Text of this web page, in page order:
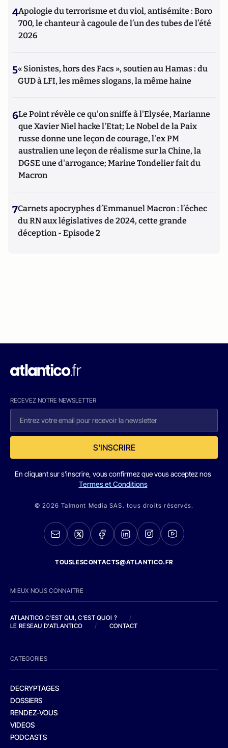
4Apologie du terrorisme et du viol, antisémite : Boro
700, le chanteur à cagoule de l’un des tubes de l’été
2026
5« Sionistes, hors des Facs », soutien au Hamas : du
GUD à LFI, les mêmes slogans, la même haine
6Le Point révèle ce qu'on sniffe à l'Elysée, Marianne
que Xavier Niel hacke l'Etat; Le Nobel de la Paix
russe donne une leçon de courage, l'ex PM
australien une leçon de réalisme sur la Chine, la
DGSE une d'arrogance; Marine Tondelier fait du
Macron
7Carnets apocryphes d’Emmanuel Macron : l’échec
du RN aux législatives de 2024, cette grande
déception - Episode 2
RECEVEZ NOTRE NEWSLETTER
S'INSCRIRE
En cliquant sur s'inscrire, vous confirmez que vous acceptez nos
Termes et Conditions
© 2026 Talmont Media SAS. tous droits réservés.
TOUSLESCONTACTS@ATLANTICO.FR
MIEUX NOUS CONNAITRE
ATLANTICO C'EST QUI, C'EST QUOI ?
/
LE RESEAU D'ATLANTICO
/ CONTACT
CATEGORIES
DECRYPTAGES
DOSSIERS
RENDEZ-VOUS
VIDEOS
PODCASTS